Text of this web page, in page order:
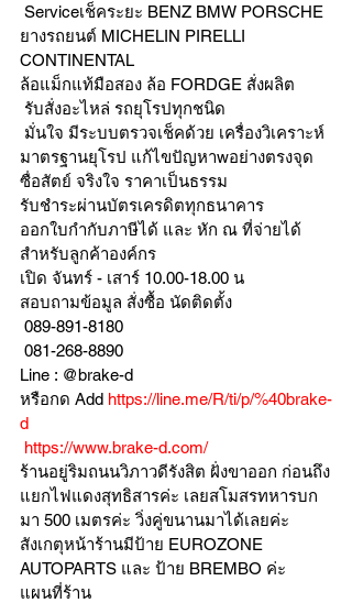
Serviceเช็คระยะ BENZ BMW PORSCHE
ยางรถยนต์ MICHELIN PIRELLI
CONTINENTAL
ล้อแม็กแท้มือสอง ล้อ FORDGE สั่งผลิต
รับสั่งอะไหล่ รถยุโรปทุกชนิด
มาตรฐานยุโรป แก้ไขปัญหาwอย่างตรงจุด
ซื่อสัตย์ จริงใจ ราคาเป็นธรรม
รับชำระผ่านบัตรเครดิตทุกธนาคาร
ออกใบกำกับภาษีได้ และ หัก ณ ที่จ่ายได้
สำหรับลูกค้าองค์กร
เปิด จันทร์ - เสาร์ 10.00-18.00 น
สอบถามข้อมูล สั่งซื้อ นัดติดตั้ง
089-891-8180
081-268-8890
Line : @brake-d
หรือกด Add https://line.me/R/ti/p/%40brake-
d
https://www.brake-d.com/
ร้านอยู่ริมถนนวิภาวดีรังสิต ฝั่งขาออก ก่อนถึง
แยกไฟแดงสุทธิสารค่ะ เลยสโมสรทหารบก
มา 500 เมตรค่ะ วิ่งคู่ขนานมาได้เลยค่ะ
สังเกตุหน้าร้านมีป้าย EUROZONE
AUTOPARTS และ ป้าย BREMBO ค่ะ
แผนที่ร้าน